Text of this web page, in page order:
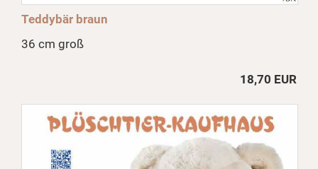
Teddybär braun
36 cm groß
18,70 EUR